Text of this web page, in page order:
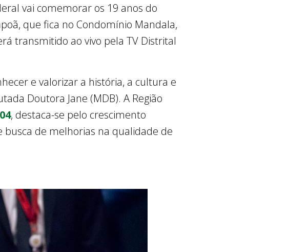
vai comemorar os 19 anos do
que fica no Condomínio Mandala,
transmitido ao vivo pela TV Distrital
e valorizar a história, a cultura e
Doutora Jane (MDB). A Região
, destaca-se pelo crescimento
busca de melhorias na qualidade de